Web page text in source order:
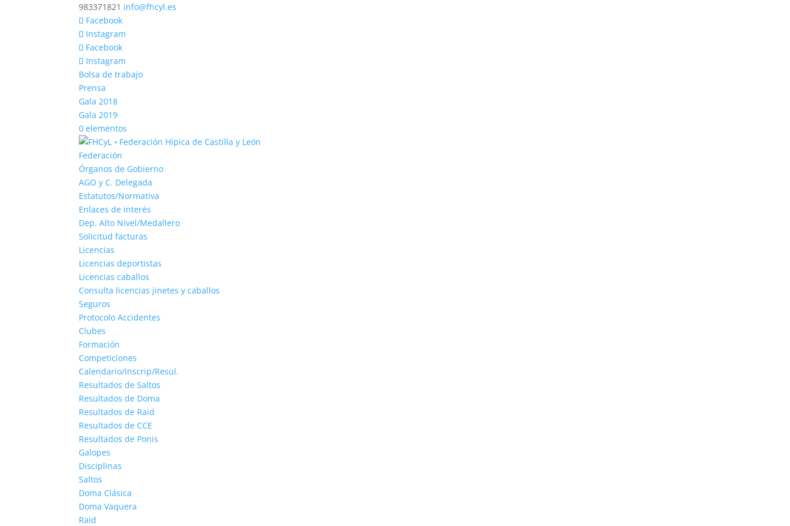
983371821 info@fhcyl.es
Facebook
Instagram
Facebook
Instagram
Bolsa de trabajo
Prensa
Gala 2018
Gala 2019
0 elementos
Federación
Órganos de Gobierno
AGO y C. Delegada
Estatutos/Normativa
Enlaces de interés
Dep. Alto Nivel/Medallero
Solicitud facturas
Licencias
Licencias deportistas
Licencias caballos
Consulta licencias jinetes y caballos
Seguros
Protocolo Accidentes
Clubes
Formación
Competiciones
Calendario/Inscrip/Resul.
Resultados de Saltos
Resultados de Doma
Resultados de Raid
Resultados de CCE
Resultados de Ponis
Galopes
Disciplinas
Saltos
Doma Clásica
Doma Vaquera
Raid